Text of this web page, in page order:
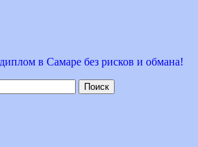
в Самаре без рисков и обмана!
сколько
Поиск